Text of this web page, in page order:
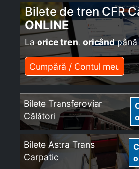
Bilete de tren CFR
ONLINE
La orice tren, oricândpână
Cumpără / Contul meu
Bilete Transferoviar
Călători
Bilete Astra Trans
Carpatic